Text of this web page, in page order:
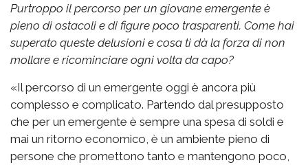
Purtroppo il percorso per un giovane emergente è
pieno di ostacoli e di figure poco trasparenti. Come hai
superato queste delusioni e cosa ti dà la forza di non
mollare e ricominciare ogni volta da capo?
«Il percorso di un emergente oggi è ancora più
complesso e complicato. Partendo dal presupposto
che per un emergente è sempre una spesa di soldi e
mai un ritorno economico, è un ambiente pieno di
persone che promettono tanto e mantengono poco,